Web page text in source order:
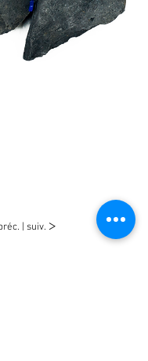
suiv. >